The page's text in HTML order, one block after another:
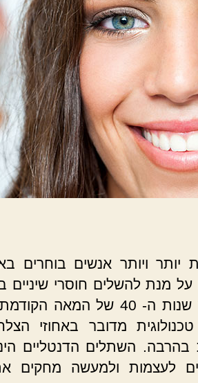
יותר ויותר אנשים בוחרים
מנת להשלים חוסרי שיניים
קיימת כבר מאז שנות ה- 40
מדובר באחוזי
בהרבה. השתלים הדנטליים
לעצמות ולמעשה מחקים